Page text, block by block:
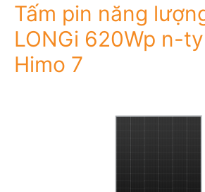
Tấm pin năng
LONGi 620Wp n-
Himo 7